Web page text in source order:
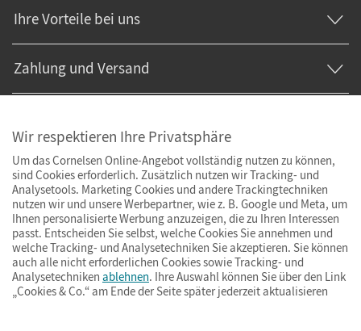
Ihre Vorteile bei uns
Zahlung und Versand
ImpressumAGBDatenschutzBarrierefreiheitCookies & Co.
Wir respektieren Ihre Privatsphäre
Um das Cornelsen Online-Angebot vollständig nutzen zu können,
sind Cookies erforderlich. Zusätzlich nutzen wir Tracking- und
Analysetools. Marketing Cookies und andere Trackingtechniken
nutzen wir und unsere Werbepartner, wie z. B. Google und Meta, um
Ihnen personalisierte Werbung anzuzeigen, die zu Ihren Interessen
passt. Entscheiden Sie selbst, welche Cookies Sie annehmen und
welche Tracking- und Analysetechniken Sie akzeptieren. Sie können
auch alle nicht erforderlichen Cookies sowie Tracking- und
Analysetechniken ablehnen. Ihre Auswahl können Sie über den Link
„Cookies & Co.“ am Ende der Seite später jederzeit aktualisieren